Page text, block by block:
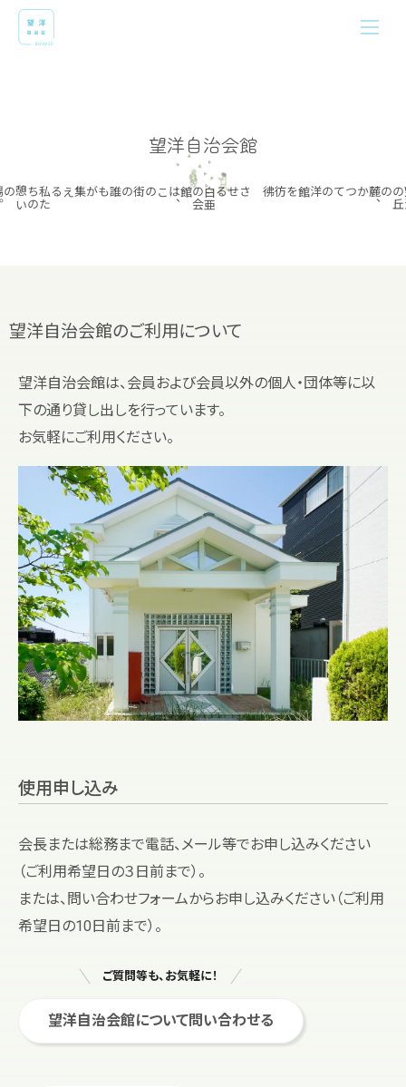
望洋自治会館
かつての洋館を
彷彿とさせる
白
亜
の
会
館は
、
この街の
誰もが集える
私
た
ち
の
憩
い
の場
望洋自治会館のご利用について
望洋自治会館は、会員および会員以外の個人・団体等に以
下の通り貸し出しを行っています。
お気軽にご利用ください。
使用申し込み
会長または総務まで電話、メール等でお申し込みください
（ご利用希望日の３日前まで）。
または、問い合わせフォームからお申し込みください（ご利用
希望日の10日前まで）。
ご質問等も、お気軽に！
望洋自治会館について問い合わせる